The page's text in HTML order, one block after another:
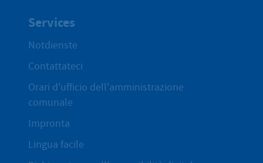
Services
Notdienste
Contattateci
Orari d'ufficio dell'amministrazione
comunale
Impronta
Lingua facile